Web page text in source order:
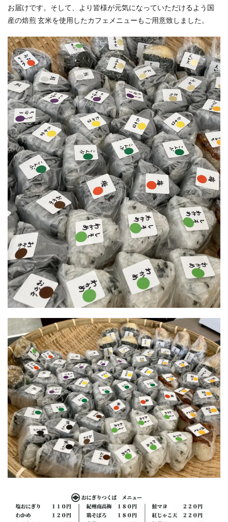
お届けです。そして、より皆様が元気になっていただけるよう国
産の焙煎 ⽞⽶を使⽤したカフェメニューもご⽤意致しました。